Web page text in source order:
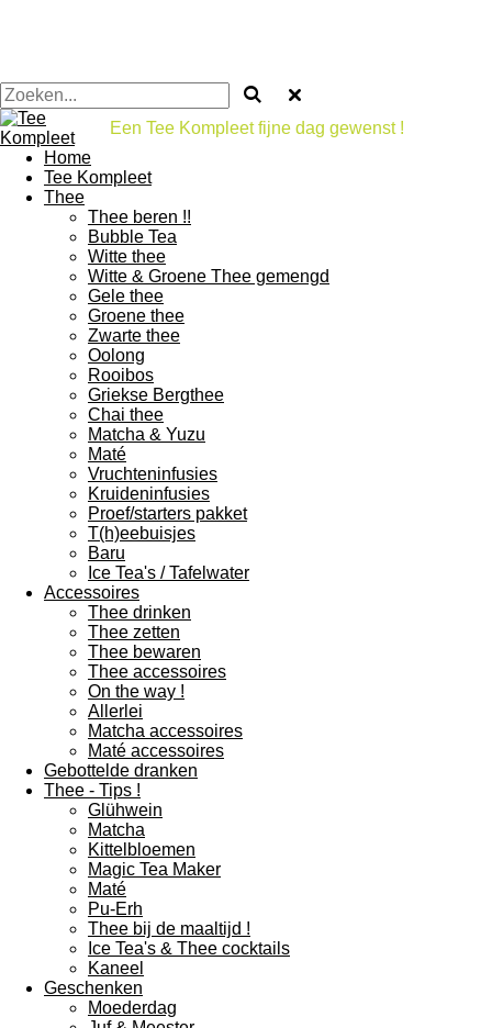
Een Tee Kompleet fijne dag gewenst !
Home
Tee Kompleet
Thee
Thee beren !!
Bubble Tea
Witte thee
Witte & Groene Thee gemengd
Gele thee
Groene thee
Zwarte thee
Oolong
Rooibos
Griekse Bergthee
Chai thee
Matcha & Yuzu
Maté
Vruchteninfusies
Kruideninfusies
Proef/starters pakket
T(h)eebuisjes
Baru
Ice Tea's / Tafelwater
Accessoires
Thee drinken
Thee zetten
Thee bewaren
Thee accessoires
On the way !
Allerlei
Matcha accessoires
Maté accessoires
Gebottelde dranken
Thee - Tips !
Glühwein
Matcha
Kittelbloemen
Magic Tea Maker
Maté
Pu-Erh
Thee bij de maaltijd !
Ice Tea's & Thee cocktails
Kaneel
Geschenken
Moederdag